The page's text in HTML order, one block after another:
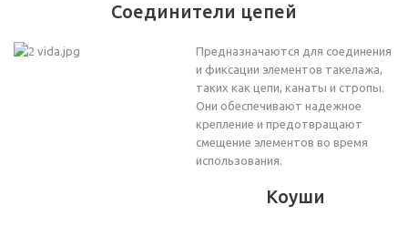
Соединители цепей
Предназначаются для соединения
и фиксации элементов такелажа,
таких как цепи, канаты и стропы.
Они обеспечивают надежное
крепление и предотвращают
смещение элементов во время
использования.
Коуши